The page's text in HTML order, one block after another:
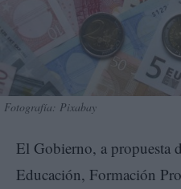
Fotografía: Pixabay
El Gobierno, a propuesta
Educación, Formación